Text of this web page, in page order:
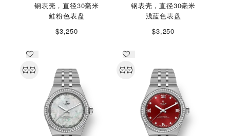
钢表壳，直径30毫米
鲑粉色表盘
$3,250
钢表壳，直径30毫米
浅蓝色表盘
$3,250